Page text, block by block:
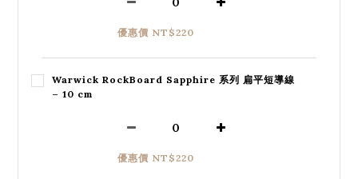
優惠價 NT$220
Warwick RockBoard Sapphire 系列 扁平短導線
– 10 cm
優惠價 NT$220